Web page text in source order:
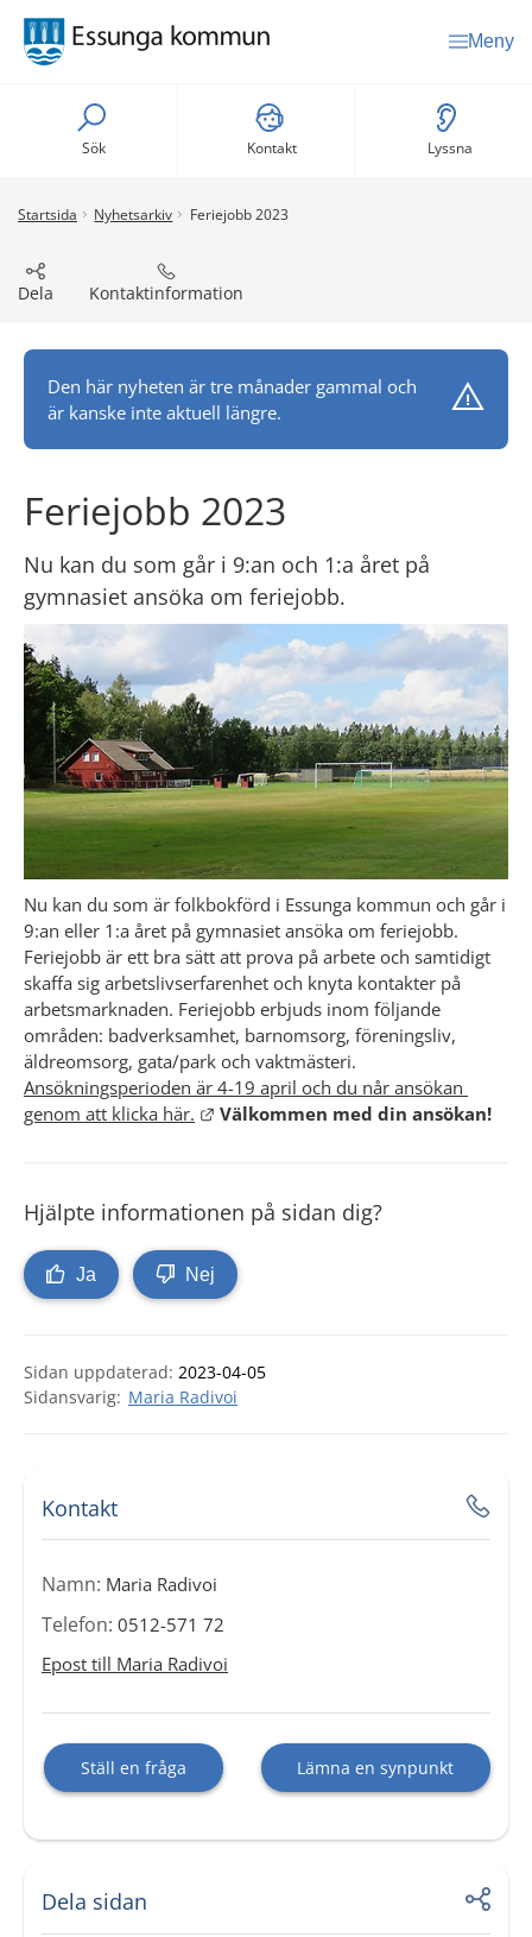
Meny
Sök Kontakt Lyssna
Startsida Nyhetsarkiv Feriejobb 2023
Dela Kontaktinformation
Den här nyheten är tre månader gammal och
är kanske inte aktuell längre.
Feriejobb 2023
Nu kan du som går i 9:an och 1:a året på
gymnasiet ansöka om feriejobb.
Nu kan du som är folkbokförd i Essunga kommun och går i
9:an eller 1:a året på gymnasiet ansöka om feriejobb.
Feriejobb är ett bra sätt att prova på arbete och samtidigt
skaffa sig arbetslivserfarenhet och knyta kontakter på
arbetsmarknaden. Feriejobb erbjuds inom följande
områden: badverksamhet, barnomsorg, föreningsliv,
Ansökningsperioden är 4-19 april och du når ansökan
genom att klicka här.
Länk till annan webbplats.
Välkommen med din ansökan!
Hjälpte informationen på sidan dig?
Ja Nej
Sidan uppdaterad: 2023-04-05
Maria Radivoi
Kontakt
Namn: Maria Radivoi
Telefon: 0512-571 72
Epost till Maria Radivoi
Ställ en fråga Lämna en synpunkt
Dela sidan